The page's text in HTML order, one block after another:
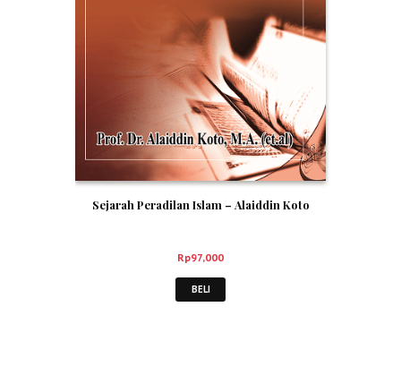
Sejarah Peradilan Islam – Alaiddin Koto
Rp97,000
BELI